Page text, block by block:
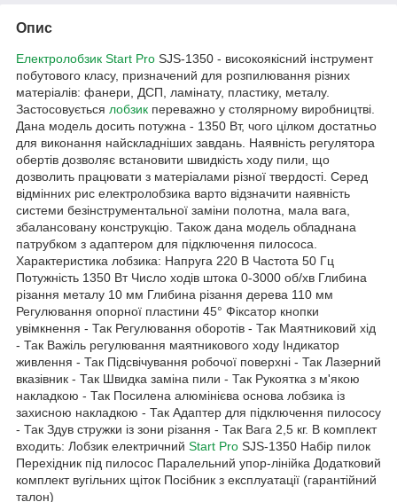
Опис
Електролобзик Start Pro SJS-1350 - високоякісний інструмент
побутового класу, призначений для розпилювання різних
матеріалів: фанери, ДСП, ламінату, пластику, металу.
Застосовується лобзик переважно у столярному виробництві.
Дана модель досить потужна - 1350 Вт, чого цілком достатньо
для виконання найскладніших завдань. Наявність регулятора
обертів дозволяє встановити швидкість ходу пили, що
дозволить працювати з матеріалами різної твердості. Серед
відмінних рис електролобзика варто відзначити наявність
системи безінструментальної заміни полотна, мала вага,
збалансовану конструкцію. Також дана модель обладнана
патрубком з адаптером для підключення пилососа.
Характеристика лобзика: Напруга 220 В Частота 50 Гц
Потужність 1350 Вт Число ходів штока 0-3000 об/хв Глибина
різання металу 10 мм Глибина різання дерева 110 мм
Регулювання опорної пластини 45° Фіксатор кнопки
увімкнення - Так Регулювання оборотів - Так Маятниковий хід
- Так Важіль регулювання маятникового ходу Індикатор
живлення - Так Підсвічування робочої поверхні - Так Лазерний
вказівник - Так Швидка заміна пили - Так Рукоятка з м'якою
накладкою - Так Посилена алюмінієва основа лобзика із
захисною накладкою - Так Адаптер для підключення пилососу
- Так Здув стружки із зони різання - Так Вага 2,5 кг. В комплект
входить: Лобзик електричний Start Pro SJS-1350 Набір пилок
Перехідник під пилосос Паралельний упор-лінійка Додатковий
комплект вугільних щіток Посібник з експлуатації (гарантійний
талон)